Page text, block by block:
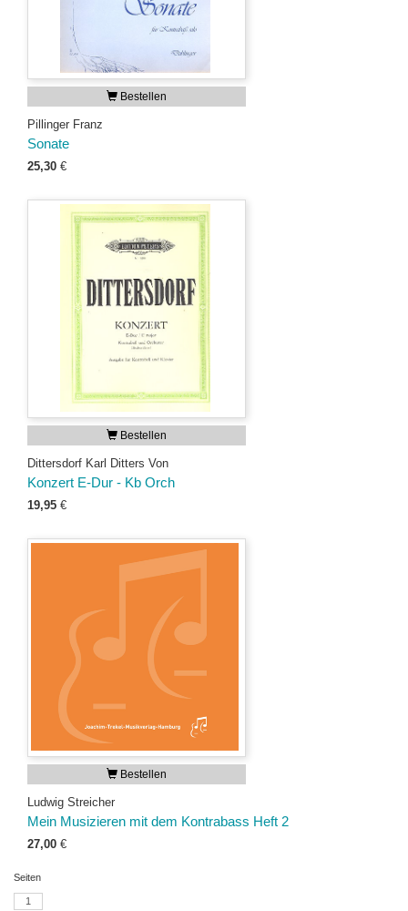
Bestellen
Pillinger Franz
Sonate
25,30 €
Bestellen
Dittersdorf Karl Ditters Von
Konzert E-Dur - Kb Orch
19,95 €
Bestellen
Ludwig Streicher
Mein Musizieren mit dem Kontrabass Heft 2
27,00 €
Seiten
1